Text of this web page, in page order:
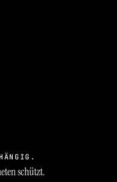
schützt.